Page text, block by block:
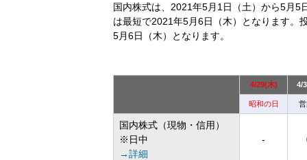
国内株式は、2021年5月1日（土）から5月5
は最短で2021年5月6日（木）となります。
5月6日（木）となります。
4/29(木) 4/
昭和の日
国内株式（現物・信用）
※日中
→詳細
-